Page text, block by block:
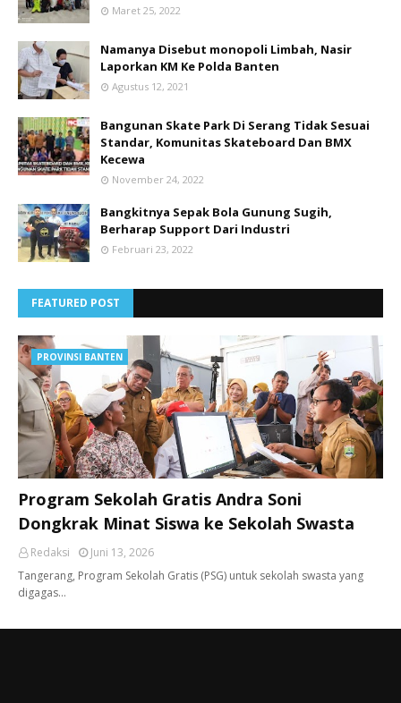
Maret 25, 2022
Namanya Disebut monopoli Limbah, Nasir
Laporkan KM Ke Polda Banten
Agustus 12, 2021
Bangunan Skate Park Di Serang Tidak Sesuai
Standar, Komunitas Skateboard Dan BMX
Kecewa
November 24, 2022
Bangkitnya Sepak Bola Gunung Sugih,
Berharap Support Dari Industri
Februari 23, 2022
FEATURED POST
PROVINSI BANTEN
Program Sekolah Gratis Andra Soni
Dongkrak Minat Siswa ke Sekolah Swasta
Redaksi
Juni 13, 2026
Tangerang, ​Program Sekolah Gratis (PSG) untuk sekolah swasta yang
digagas…